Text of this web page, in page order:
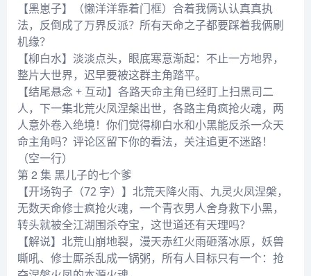
【黑崽子】（懒洋洋靠着门框）合着我俩认认真真执
法，反倒成了万界反派？所有天命之子都要踩着我俩刷
机缘？
【柳白水】淡淡点头，眼底寒意渐起：不止一方地界，
整片大世界，迟早要被这群主角踏平。
【结尾悬念 + 互动】各路天命主角已经盯上扫黑司二
人，下一集北荒火凤涅槃出世，各路主角疯抢火魂，两
人意外卷入绝境！你们觉得柳白水和小黑能反杀一众天
命主角吗？评论区留下你的看法，关注追更不迷路！
（空一行）
第 2 集 黑儿子的七个爹
【开场钩子（72 字）】北荒天降火雨、九灵火凤涅槃，
无数天命修士疯抢火魂，一个青衣男人舍身救下小黑，
转头就被全江湖围杀夺宝，这世道还有天理吗？
【解说】北荒山崩地裂，漫天赤红火雨砸落冰原，妖兽
嘶吼、修士厮杀乱成一锅粥，所有人目标只有一个：抢